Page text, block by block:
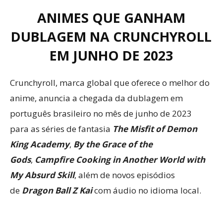
ANIMES QUE GANHAM
DUBLAGEM NA CRUNCHYROLL
EM JUNHO DE 2023
Crunchyroll, marca global que oferece o melhor do
anime, anuncia a chegada da dublagem em
português brasileiro no mês de junho de 2023
para as séries de fantasia The Misfit of Demon
King Academy, By the Grace of the
Gods, Campfire Cooking in Another World with
My Absurd Skill, além de novos episódios
de Dragon Ball Z Kaicom áudio no idioma local.